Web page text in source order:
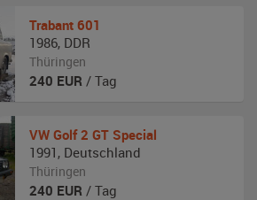
Trabant 601
1986, DDR
Thüringen
240 EUR / Tag
VW Golf 2 GT Special
1991 , Deutschland
Thüringen
240 EUR / Tag